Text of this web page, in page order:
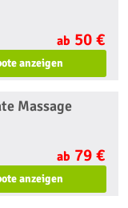
ab 50 €
anzeigen
Massage
ab 79 €
anzeigen